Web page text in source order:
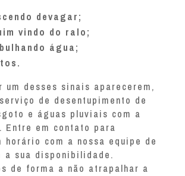
devagar;
vindo do ralo;
água;
um desses sinais aparecerem,
de desentupimento de
e águas pluviais com a
Entre em contato para
horário com a nossa equipe de
a sua disponibilidade.
de forma a não atrapalhar a